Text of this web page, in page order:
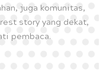
juga komunitas,
story yang dekat,
pembaca.